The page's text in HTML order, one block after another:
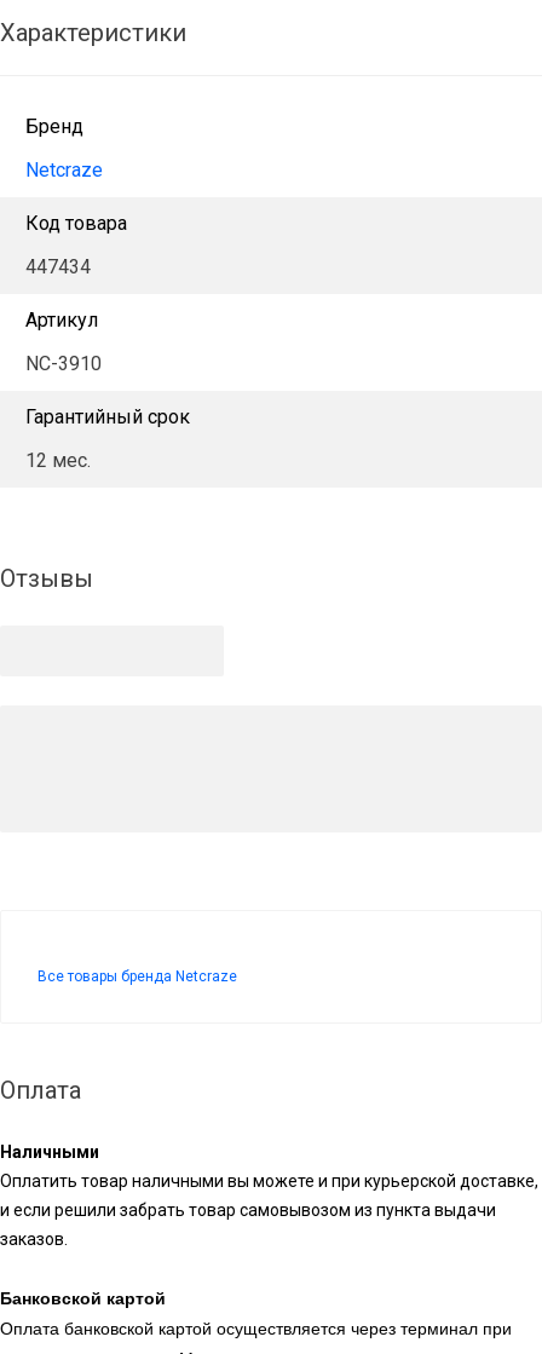
Характеристики
Бренд
Netcraze
Код товара
447434
Артикул
NC-3910
Гарантийный срок
12 мес.
Отзывы
Все товары бренда Netcraze
Оплата
Наличными
Оплатить товар наличными вы можете и при курьерской доставке,
и если решили забрать товар самовывозом из пункта выдачи
заказов.
Банковской картой
Оплата банковской картой осуществляется через терминал при